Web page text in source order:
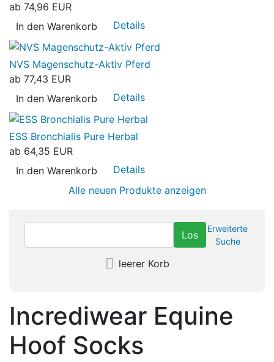
ab 74,96 EUR
In den Warenkorb
Details
NVS Magenschutz-Aktiv Pferd
ab 77,43 EUR
In den Warenkorb
Details
ESS Bronchialis Pure Herbal
ab 64,35 EUR
In den Warenkorb
Details
Alle neuen Produkte anzeigen
Erweiterte
Suche
leerer Korb
Incrediwear Equine
Hoof Socks